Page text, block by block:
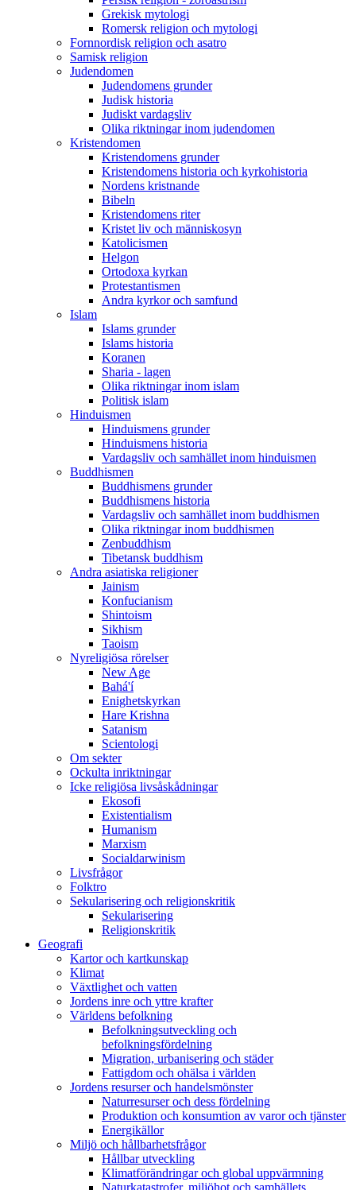
Grekisk mytologi
Romersk religion och mytologi
Fornnordisk religion och asatro
Samisk religion
Judendomen
Judendomens grunder
Judisk historia
Judiskt vardagsliv
Olika riktningar inom judendomen
Kristendomen
Kristendomens grunder
Kristendomens historia och kyrkohistoria
Nordens kristnande
Bibeln
Kristendomens riter
Kristet liv och människosyn
Katolicismen
Helgon
Ortodoxa kyrkan
Protestantismen
Andra kyrkor och samfund
Islam
Islams grunder
Islams historia
Koranen
Sharia - lagen
Olika riktningar inom islam
Politisk islam
Hinduismen
Hinduismens grunder
Hinduismens historia
Vardagsliv och samhället inom hinduismen
Buddhismen
Buddhismens grunder
Buddhismens historia
Vardagsliv och samhället inom buddhismen
Olika riktningar inom buddhismen
Zenbuddhism
Tibetansk buddhism
Andra asiatiska religioner
Jainism
Konfucianism
Shintoism
Sikhism
Taoism
Nyreligiösa rörelser
New Age
Bahá'í
Enighetskyrkan
Hare Krishna
Satanism
Scientologi
Om sekter
Ockulta inriktningar
Icke religiösa livsåskådningar
Ekosofi
Existentialism
Humanism
Marxism
Socialdarwinism
Livsfrågor
Folktro
Sekularisering och religionskritik
Sekularisering
Religionskritik
Geografi
Kartor och kartkunskap
Klimat
Växtlighet och vatten
Jordens inre och yttre krafter
Världens befolkning
Befolkningsutveckling och
befolkningsfördelning
Migration, urbanisering och städer
Fattigdom och ohälsa i världen
Jordens resurser och handelsmönster
Naturresurser och dess fördelning
Produktion och konsumtion av varor och tjänster
Energikällor
Miljö och hållbarhetsfrågor
Hållbar utveckling
Klimatförändringar och global uppvärmning